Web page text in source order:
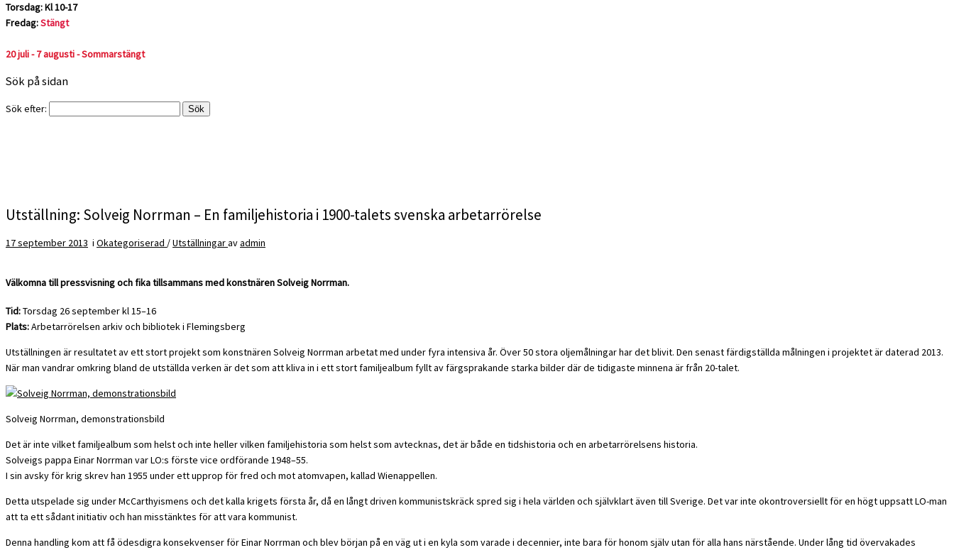
Torsdag: Kl 10-17
Fredag:Stängt
20 juli - 7 augusti - Sommarstängt
Sök på sidan
Sök efter:
Utställning: Solveig Norrman – En familjehistoria i 1900-talets svenska arbetarrörelse
17 september 2013 i Okategoriserad /Utställningaravadmin
Välkomna till pressvisning och fika tillsammans med konstnären Solveig Norrman.
Tid:Torsdag 26 september kl 15–16
Plats:Arbetarrörelsen arkiv och bibliotek i Flemingsberg
Utställningen är resultatet av ett stort projekt som konstnären Solveig Norrman arbetat med under fyra intensiva år. Över 50 stora oljemålningar har det blivit. Den senast färdigställda målningen i projektet är daterad 2013.
När man vandrar omkring bland de utställda verken är det som att kliva in i ett stort familjealbum fyllt av färgsprakande starka bilder där de tidigaste minnena är från 20-talet.
Solveig Norrman, demonstrationsbild
Det är inte vilket familjealbum som helst och inte heller vilken familjehistoria som helst som avtecknas, det är både en tidshistoria och en arbetarrörelsens historia.
Solveigs pappa Einar Norrman var LO:s förste vice ordförande 1948–55.
I sin avsky för krig skrev han 1955 under ett upprop för fred och mot atomvapen, kallad Wienappellen.
Detta utspelade sig under McCarthyismens och det kalla krigets första år, då en långt driven kommunistskräck spred sig i hela världen och självklart även till Sverige. Det var inte okontroversiellt för en högt uppsatt LO-man
att ta ett sådant initiativ och han misstänktes för att vara kommunist.
Denna handling kom att få ödesdigra konsekvenser för Einar Norrman och blev början på en väg ut i en kyla som varade i decennier, inte bara för honom själv utan för alla hans närstående. Under lång tid övervakades